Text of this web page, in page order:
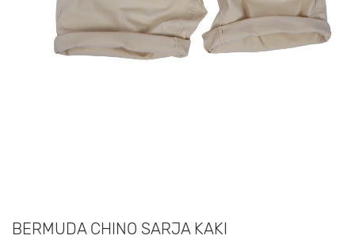
BERMUDA CHINO SARJA KAKI